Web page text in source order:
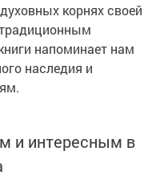
корнях своей
напоминает нам
наследия и
и интересным в